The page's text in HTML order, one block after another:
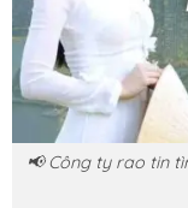
📢 Công ty rao tin